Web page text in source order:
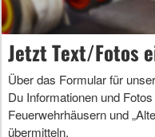
Jetzt Text/Fotos
Über das Formular für
Du Informationen und
Feuerwehrhäusern und
übermitteln.